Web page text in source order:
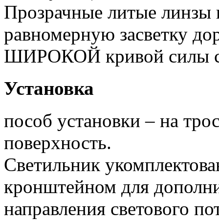
Прозрачные литые линзы
равномерную засветку
ШИРОКОЙ кривой силы
Установка
пособ установки – на
поверхность.
Светильник
кронштейном для
направления светового